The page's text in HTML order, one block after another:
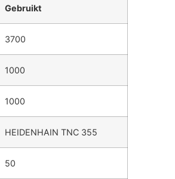
Gebruikt
3700
1000
1000
HEIDENHAIN TNC 355
50